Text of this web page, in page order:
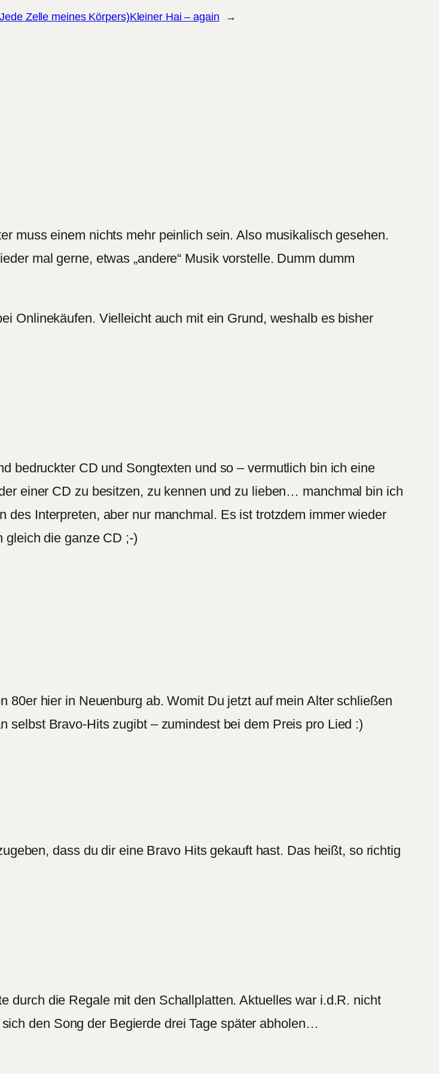
Zelle meines Körpers)Kleiner Hai – again →
muss einem nichts mehr peinlich sein. Also musikalisch gesehen.
mal gerne, etwas „andere“ Musik vorstelle. Dumm dumm
Onlinekäufen. Vielleicht auch mit ein Grund, weshalb es bisher
bedruckter CD und Songtexten und so – vermutlich bin ich eine
einer CD zu besitzen, zu kennen und zu lieben… manchmal bin ich
Interpreten, aber nur manchmal. Es ist trotzdem immer wieder
gleich die ganze CD ;-)
80er hier in Neuenburg ab. Womit Du jetzt auf mein Alter schließen
selbst Bravo-Hits zugibt – zumindest bei dem Preis pro Lied :)
dass du dir eine Bravo Hits gekauft hast. Das heißt, so richtig
durch die Regale mit den Schallplatten. Aktuelles war i.d.R. nicht
den Song der Begierde drei Tage später abholen…